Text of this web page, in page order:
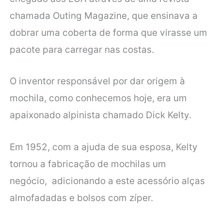
chamada Outing Magazine, que ensinava a
dobrar uma coberta de forma que virasse um
pacote para carregar nas costas.
O inventor responsável por dar origem à
mochila, como conhecemos hoje, era um
apaixonado alpinista chamado Dick Kelty.
Em 1952, com a ajuda de sua esposa, Kelty
tornou a fabricação de mochilas um
negócio, adicionando a este acessório alças
almofadadas e bolsos com zíper.